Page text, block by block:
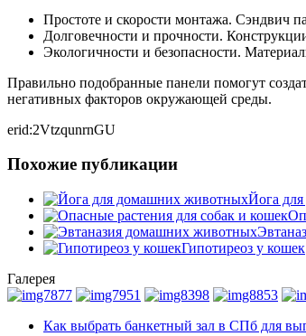
Простоте и скорости монтажа. Сэндвич
Долговечности и прочности.
Экологичности и безопасности.
Правильно подобранные панели помогут
негативных факторов окружающей среды.
erid:2VtzqunrnGU
Похожие публикации
Йога
Гипотиреоз у кошек
Галерея
Как выбрать банкетный зал в СПб для